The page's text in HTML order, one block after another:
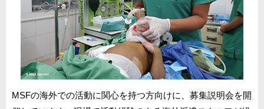
MSFの海外での活動に関心を持つ方向けに、募集説明会を開